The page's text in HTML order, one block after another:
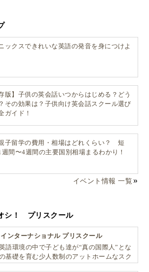
ックスできれいな英語の発音を身につけよ
存版】子供の英会話いつからはじめる？どう
その効果は？子供向け英会話スクール選び
ガイド！
子留学の費用・相場はどれくらい？ 短
週間〜4週間の主要国別相場まるわかり！
イベント情報 一覧
シ！ プリスクール
ンターナショナル プリスクール
語環境の中で子ども達が“真の国際人”とな
基礎を育む少人数制のアットホームなスク